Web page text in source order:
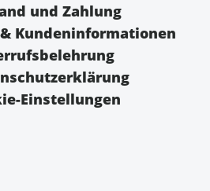
und Zahlung
& Kundeninformationen
Einstellungen